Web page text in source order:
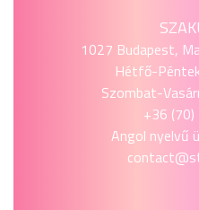
1027 Budapest,
Hétfő-
Szombat-
+36
Angol nyelvű